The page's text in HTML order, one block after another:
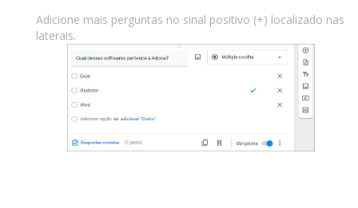
Adicione mais perguntas no sinal positivo (+) localizado nas
laterais.